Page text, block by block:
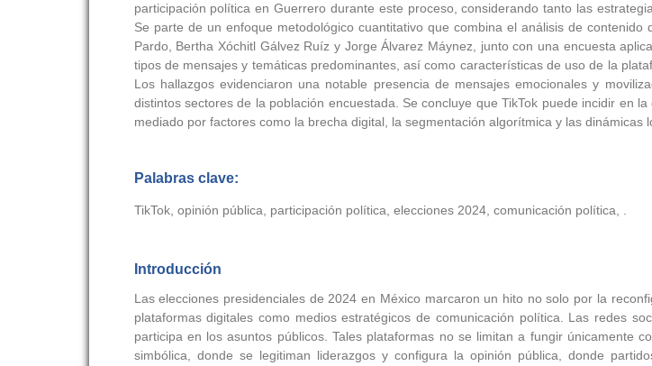
participación política en Guerrero durante este proceso, considerando tanto las
Se parte de un enfoque metodológico cuantitativo que combina el análisis de
Pardo, Bertha Xóchitl Gálvez Ruíz y Jorge Álvarez Máynez, junto con una encuesta
tipos de mensajes y temáticas predominantes, así como características de uso de la
Los hallazgos evidenciaron una notable presencia de mensajes emocionales y
distintos sectores de la población encuestada. Se concluye que TikTok puede incidir en
mediado por factores como la brecha digital, la segmentación algorítmica y las dinámicas
Palabras clave:
TikTok, opinión pública, participación política, elecciones 2024, comunicación política, .
Introducción
Las elecciones presidenciales de 2024 en México marcaron un hito no solo por la
plataformas digitales como medios estratégicos de comunicación política. Las redes
participa en los asuntos públicos. Tales plataformas no se limitan a fungir únicamente
simbólica, donde se legitiman liderazgos y configura la opinión pública, donde